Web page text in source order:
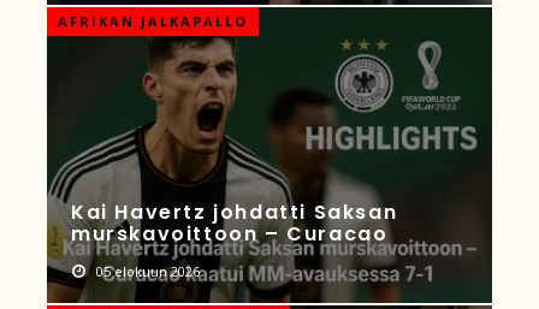
AFRIKAN JALKAPALLO
Kai Havertz johdatti Saksan
murskavoittoon – Curacao
05 elokuun 2026